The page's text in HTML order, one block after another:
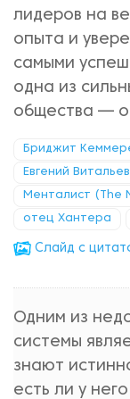
лидеров на
опыта и
самыми
одна из
общества —
Бриджит
Евгений
Менталист (The
отец Хантера
Cлайд с
Одним из
системы
знают
есть ли у